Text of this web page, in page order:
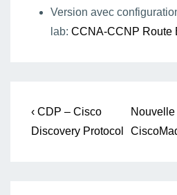
Version avec
lab: CCNA-CCNP Route
Navigation
de
Previous
Post
‹ CDP – Cisco
Discovery Protocol
Next
Post